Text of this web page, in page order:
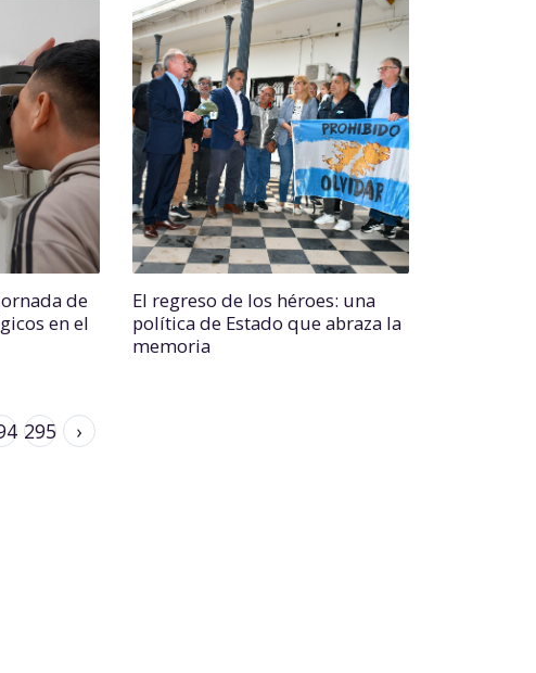
de
en el
El regreso de los héroes: una
política de Estado que abraza la
memoria
295 ›